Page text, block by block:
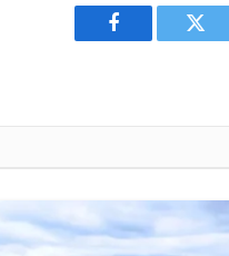
Facebook